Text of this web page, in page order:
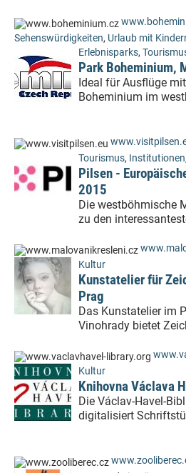
Sehenswürdigkeiten, Urlaub mit
Erlebnisparks,
Park Boheminium,
Ideal für Ausflüge
Boheminium im
Tourismus, Institutionen,
Pilsen -
2015
Die westböhmische
zu den
Kultur
Kunstatelier für
Prag
Das Kunstatelier im
Vinohrady bietet
Kultur
Knihovna Václava
Die Václav-Havel-
digitalisiert